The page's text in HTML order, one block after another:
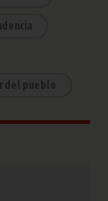
del pueblo